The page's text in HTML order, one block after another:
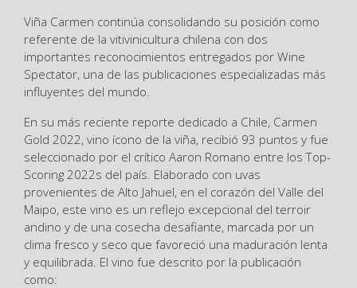
Viña Carmen continúa consolidando su posición como
referente de la vitivinicultura chilena con dos
importantes reconocimientos entregados por Wine
Spectator, una de las publicaciones especializadas más
influyentes del mundo.
En su más reciente reporte dedicado a Chile, Carmen
Gold 2022, vino ícono de la viña, recibió 93 puntos y fue
seleccionado por el crítico Aaron Romano entre los Top-
Scoring 2022s del país. Elaborado con uvas
provenientes de Alto Jahuel, en el corazón del Valle del
Maipo, este vino es un reflejo excepcional del terroir
andino y de una cosecha desafiante, marcada por un
clima fresco y seco que favoreció una maduración lenta
y equilibrada. El vino fue descrito por la publicación
como: